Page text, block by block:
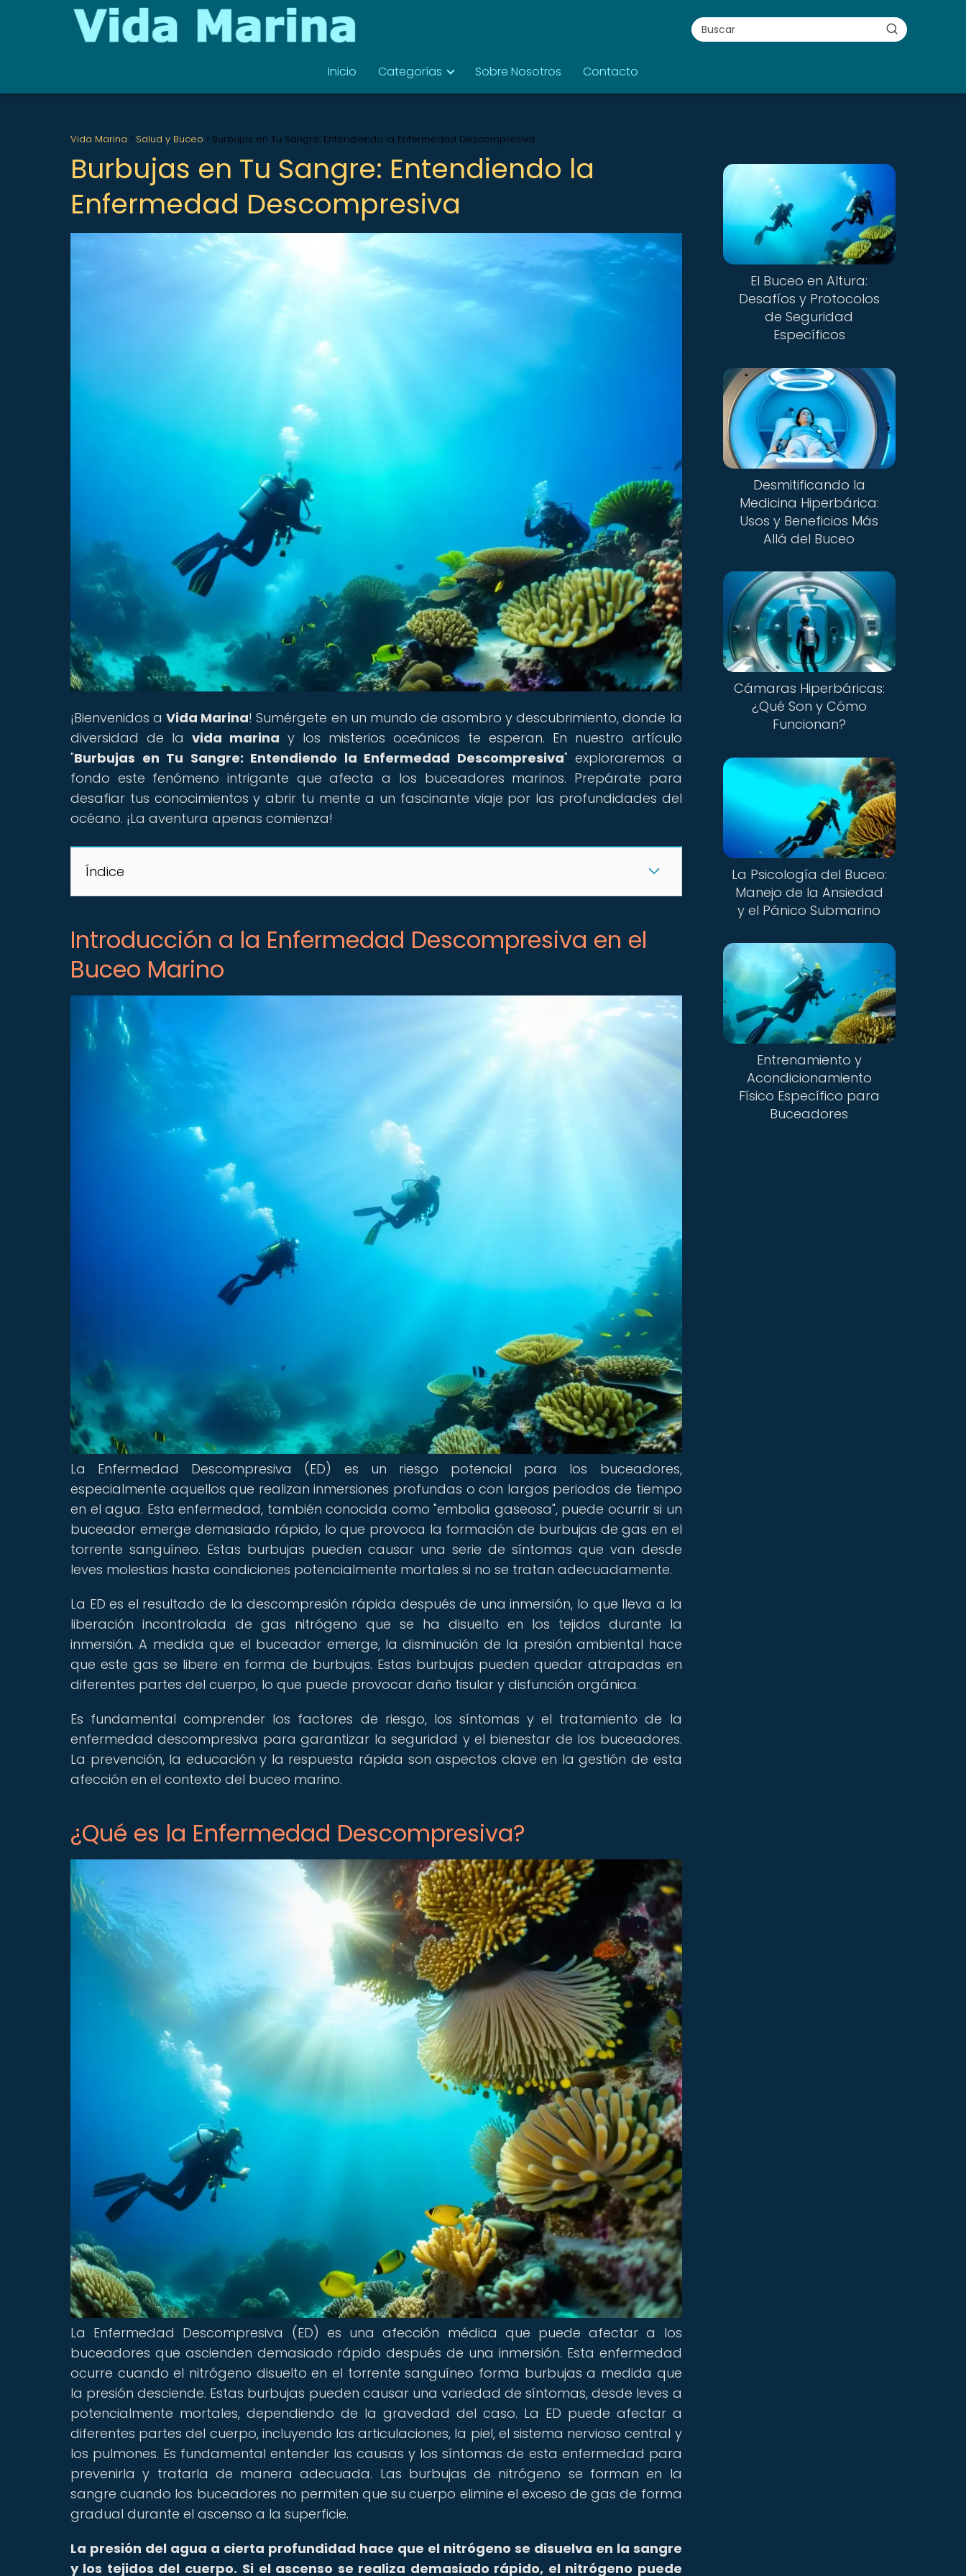
Inicio Categorías Sobre Nosotros Contacto
Vida Marina Salud y Buceo Burbujas en Tu Sangre: Entendiendo la Enfermedad Descompresiva
Burbujas en Tu Sangre: Entendiendo la
Enfermedad Descompresiva
¡Bienvenidos aVida Marina! Sumérgete en un mundo de asombro y descubrimiento, donde la
diversidad de la vida marina y los misterios oceánicos te esperan. En nuestro artículo
"Burbujas en Tu Sangre: Entendiendo la Enfermedad Descompresiva" exploraremos a
fondo este fenómeno intrigante que afecta a los buceadores marinos. Prepárate para
desafiar tus conocimientos y abrir tu mente a un fascinante viaje por las profundidades del
océano. ¡La aventura apenas comienza!
Índice
Introducción a la Enfermedad Descompresiva en el
Buceo Marino
La Enfermedad Descompresiva (ED) es un riesgo potencial para los buceadores,
especialmente aquellos que realizan inmersiones profundas o con largos periodos de tiempo
en el agua. Esta enfermedad, también conocida como "embolia gaseosa", puede ocurrir si un
buceador emerge demasiado rápido, lo que provoca la formación de burbujas de gas en el
torrente sanguíneo. Estas burbujas pueden causar una serie de síntomas que van desde
leves molestias hasta condiciones potencialmente mortales si no se tratan adecuadamente.
La ED es el resultado de la descompresión rápida después de una inmersión, lo que lleva a la
liberación incontrolada de gas nitrógeno que se ha disuelto en los tejidos durante la
inmersión. A medida que el buceador emerge, la disminución de la presión ambiental hace
que este gas se libere en forma de burbujas. Estas burbujas pueden quedar atrapadas en
diferentes partes del cuerpo, lo que puede provocar daño tisular y disfunción orgánica.
Es fundamental comprender los factores de riesgo, los síntomas y el tratamiento de la
enfermedad descompresiva para garantizar la seguridad y el bienestar de los buceadores.
La prevención, la educación y la respuesta rápida son aspectos clave en la gestión de esta
afección en el contexto del buceo marino.
¿Qué es la Enfermedad Descompresiva?
La Enfermedad Descompresiva (ED) es una afección médica que puede afectar a los
buceadores que ascienden demasiado rápido después de una inmersión. Esta enfermedad
ocurre cuando el nitrógeno disuelto en el torrente sanguíneo forma burbujas a medida que
la presión desciende. Estas burbujas pueden causar una variedad de síntomas, desde leves a
potencialmente mortales, dependiendo de la gravedad del caso. La ED puede afectar a
diferentes partes del cuerpo, incluyendo las articulaciones, la piel, el sistema nervioso central y
los pulmones. Es fundamental entender las causas y los síntomas de esta enfermedad para
prevenirla y tratarla de manera adecuada. Las burbujas de nitrógeno se forman en la
sangre cuando los buceadores no permiten que su cuerpo elimine el exceso de gas de forma
gradual durante el ascenso a la superficie.
La presión del agua a cierta profundidad hace que el nitrógeno se disuelva en la sangre
y los tejidos del cuerpo. Si el ascenso se realiza demasiado rápido, el nitrógeno puede
El Buceo en Altura:
Desafíos y Protocolos
de Seguridad
Específicos
Desmitificando la
Medicina Hiperbárica:
Usos y Beneficios Más
Allá del Buceo
Cámaras Hiperbáricas:
¿Qué Son y Cómo
Funcionan?
La Psicología del Buceo:
Manejo de la Ansiedad
y el Pánico Submarino
Entrenamiento y
Acondicionamiento
Físico Específico para
Buceadores